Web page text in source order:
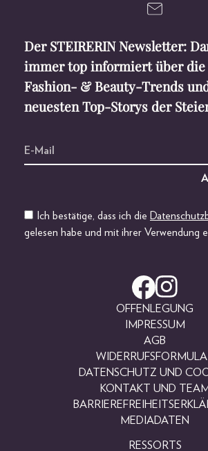
Der STEIRERIN Newsletter:
immer top informiert über die
Fashion- & Beauty-Trends
neuesten Top-Storys der
Ich bestätige, dass ich die
gelesen habe und mit ihrer Verwendung
OFFENLEGUNG
IMPRESSUM
AGB
DATENSCHUTZ UND
KONTAKT UND TEAM
MEDIADATEN
RESSORTS